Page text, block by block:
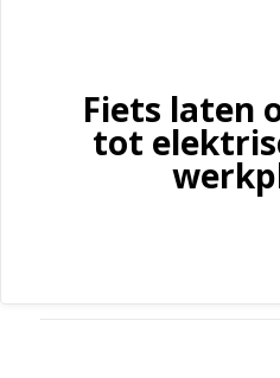
Fiets laten
tot